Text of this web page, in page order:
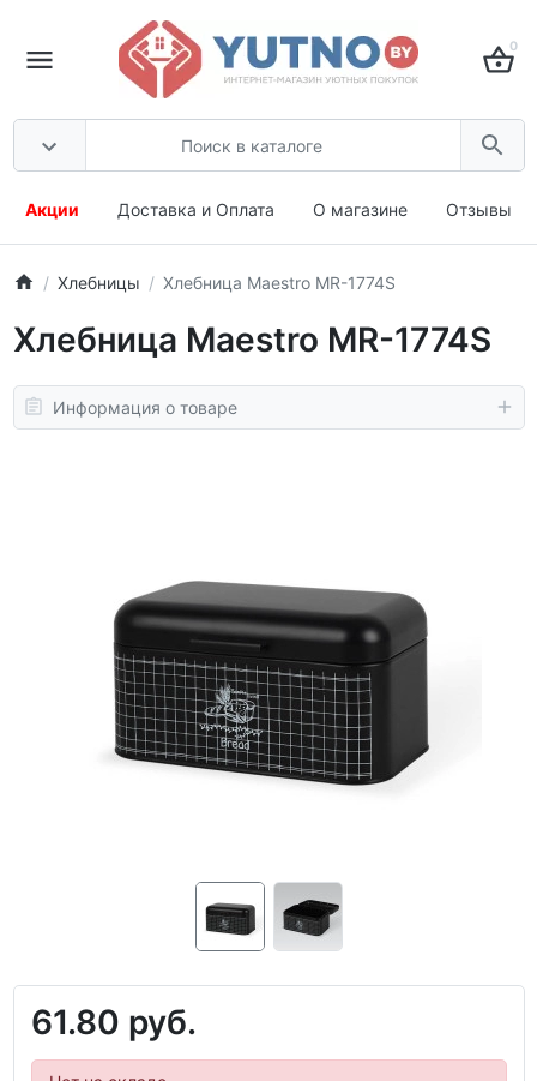
0
Акции Доставка и Оплата О магазине Отзывы
Хлебницы Хлебница Maestro MR-1774S
Хлебница Maestro MR-1774S
Информация о товаре
61.80 руб.